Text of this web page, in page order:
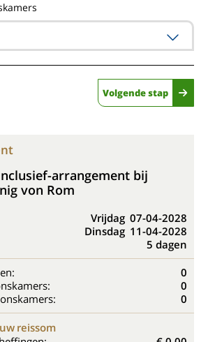
Volgende stap
arrangement bij
von Rom
Vrijdag 07-04-2028
Dinsdag 11-04-2028
5 dagen
0
0
0
reissom